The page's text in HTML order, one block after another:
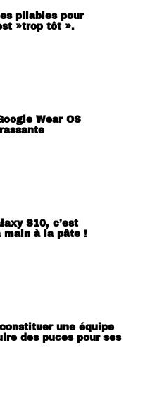
pliables pour
»trop tôt ».
Wear OS
S10, c’est
main à la pâte !
une équipe
des puces pour ses